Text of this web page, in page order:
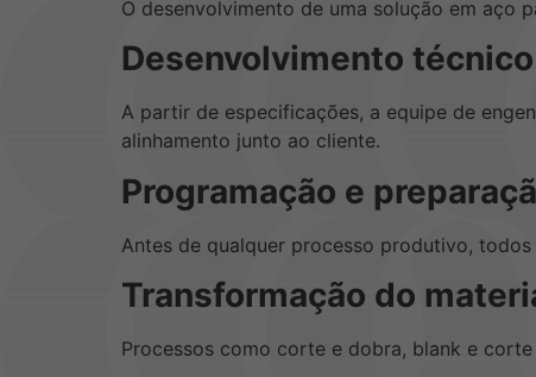
O desenvolvimento de uma solução em aço
Desenvolvimento técnico
A partir de especificações, a equipe de
alinhamento junto ao cliente.
Programação e
Antes de qualquer processo produtivo,
Transformação do
Processos como corte e dobra, blank e